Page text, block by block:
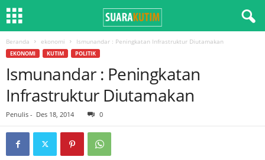
Beranda ekonomi Ismunandar : Peningkatan Infrastruktur Diutamakan
EKONOMI KUTIM POLITIK
Ismunandar : Peningkatan
Infrastruktur Diutamakan
Penulis - Des 18, 2014 0